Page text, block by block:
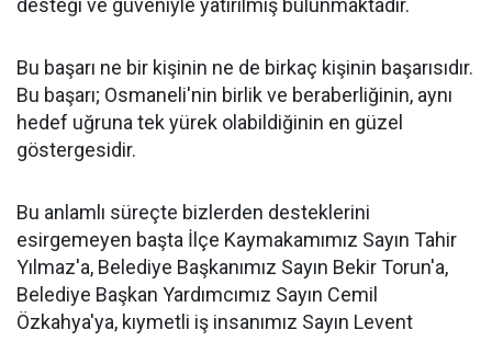
desteği ve güveniyle yatırılmış bulunmaktadır.
Bu başarı ne bir kişinin ne de birkaç kişinin başarısıdır.
Bu başarı; Osmaneli'nin birlik ve beraberliğinin, aynı
hedef uğruna tek yürek olabildiğinin en güzel
göstergesidir.
Bu anlamlı süreçte bizlerden desteklerini
esirgemeyen başta İlçe Kaymakamımız Sayın Tahir
Yılmaz'a, Belediye Başkanımız Sayın Bekir Torun'a,
Belediye Başkan Yardımcımız Sayın Cemil
Özkahya'ya, kıymetli iş insanımız Sayın Levent